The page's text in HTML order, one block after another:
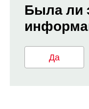
Была ли
Да